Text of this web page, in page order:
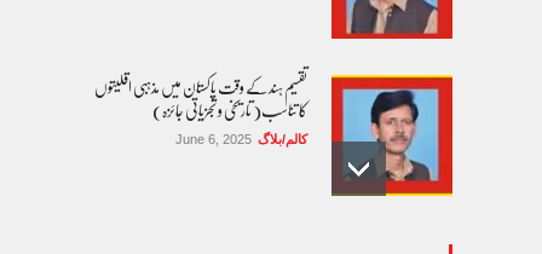
تقسیم ہند کے وقت پاکستان میں مذہبی اقلیتوں
کا تناسب( تاریخی و تجزیاتی جائزہ)
کالم/بلاگ June 6, 2025